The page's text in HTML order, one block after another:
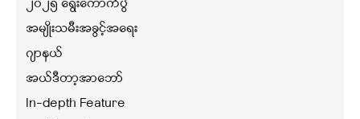
၂၀၂၅ ရွေးကောက်ပွဲ
အမျိုးသမီးအခွင့်အရေး
ဂျာနယ်
အယ်ဒီတာ့အာဘော်
In-depth Feature